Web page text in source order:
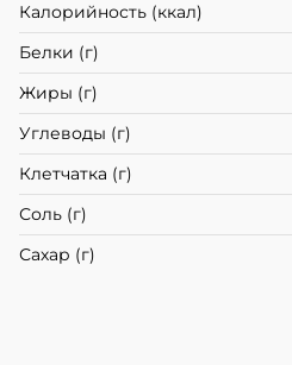
Калорийность (ккал)
Белки (г)
Жиры (г)
Углеводы (г)
Клетчатка (г)
Соль (г)
Сахар (г)